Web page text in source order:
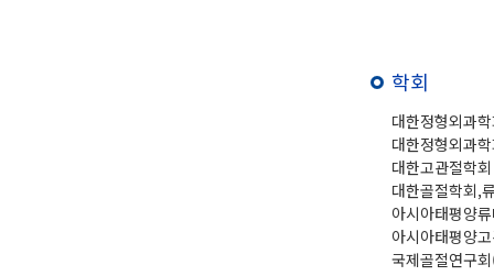
학회
대한정형외과
대한정형외과
대한고관절학
대한골절학회,
아시아태평양
아시아태평양
국제골절연구